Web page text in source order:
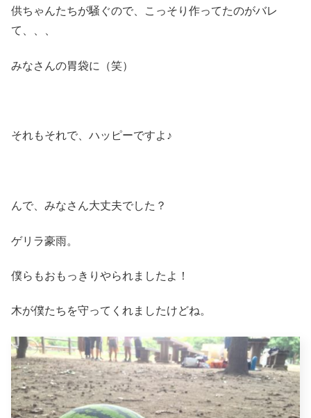
供ちゃんたちが騒ぐので、こっそり作ってたのがバレ
て、、、
みなさんの胃袋に（笑）
それもそれで、ハッピーですよ♪
んで、みなさん大丈夫でした？
ゲリラ豪雨。
僕らもおもっきりやられましたよ！
木が僕たちを守ってくれましたけどね。